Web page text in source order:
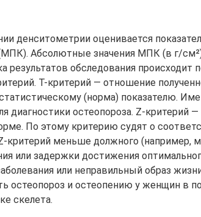
денситометрии оценивается
Абсолютные значения МПК (в г/
результатов обследования происходит
Т-критерий — отношение
(норма) показателю.
диагностики остеопороза. Z-критерий
По этому критерию судят о
критерий меньше должного (например,
или задержки достижения
или неправильный образ
остеопороз и остеопению у женщин в
скелета.